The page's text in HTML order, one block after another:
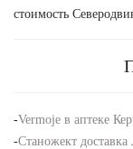
стоимость
-Vermoje в аптеке
-Станожект